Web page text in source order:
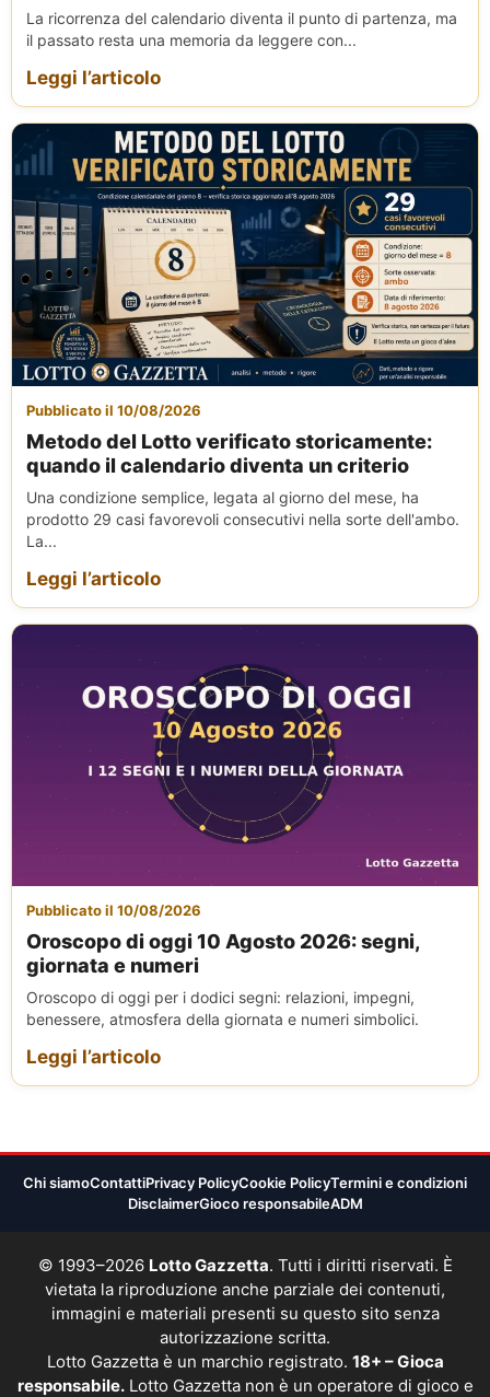
La ricorrenza del calendario diventa il punto di partenza, ma
il passato resta una memoria da leggere con...
Leggi l’articolo
Pubblicato il 10/08/2026
Metodo del Lotto verificato storicamente:
quando il calendario diventa un criterio
Una condizione semplice, legata al giorno del mese, ha
prodotto 29 casi favorevoli consecutivi nella sorte dell'ambo.
La...
Leggi l’articolo
Pubblicato il 10/08/2026
Oroscopo di oggi 10 Agosto 2026: segni,
giornata e numeri
Oroscopo di oggi per i dodici segni: relazioni, impegni,
benessere, atmosfera della giornata e numeri simbolici.
Leggi l’articolo
Chi siamoContattiPrivacy PolicyCookie PolicyTermini e condizioni
DisclaimerGioco responsabileADM
© 1993–2026 Lotto Gazzetta. Tutti i diritti riservati. È
vietata la riproduzione anche parziale dei contenuti,
immagini e materiali presenti su questo sito senza
autorizzazione scritta.
Lotto Gazzetta è un marchio registrato. 18+ – Gioca
responsabile.Lotto Gazzetta non è un operatore di gioco e